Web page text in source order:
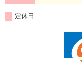
定休日